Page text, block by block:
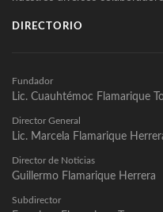
DIRECTORIO
Fundador
Lic. Cuauhtémoc Flamarique
Director General
Lic. Marcela Flamarique
Director de Noticias
Guillermo Flamarique Herrera
Subdirector